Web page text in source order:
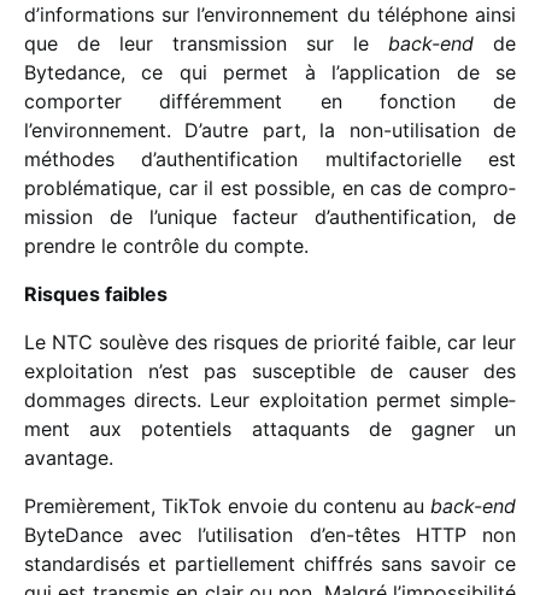
d’informations sur l’environnement du télé­phone ainsi
que de leur trans­mis­sion sur le back-end de
Bytedance, ce qui permet à l’application de se
compor­ter diffé­rem­ment en fonc­tion de
l’environnement. D’autre part, la non-utili­sa­tion de
méthodes d’authentification multi­fac­to­rielle est
problé­ma­tique, car il est possible, en cas de compro­
mis­sion de l’unique facteur d’authentification, de
prendre le contrôle du compte.
Risques faibles
Le NTC soulève des risques de prio­rité faible, car leur
exploi­ta­tion n’est pas suscep­tible de causer des
dommages directs. Leur exploi­ta­tion permet simple­
ment aux poten­tiels atta­quants de gagner un
avantage.
Premièrement, TikTok envoie du contenu au back-end
ByteDance avec l’utilisation d’en-têtes HTTP non
stan­dar­di­sés et partiel­le­ment chif­frés sans savoir ce